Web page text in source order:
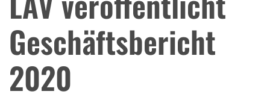
Geschäftsbericht
2020